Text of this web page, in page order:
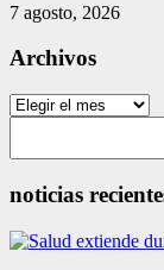
7 agosto, 2026
Archivos
Archivos
noticias